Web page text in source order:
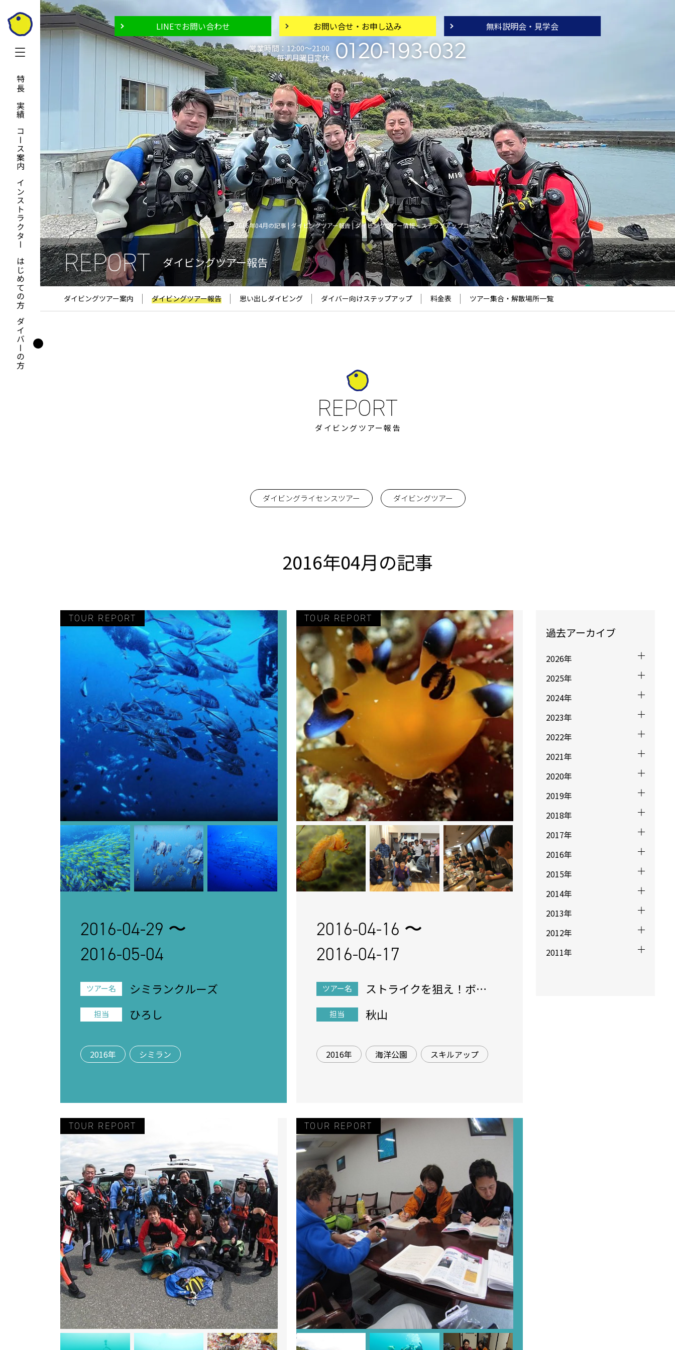
2016年04月の記事 | ダイビングツアー報告 | ダイビングツアー情報・ステップアップコース
LINEでお問い合わせ お問い合せ・ お申し込み 無料説明会・ 見学会
営業時間：12:00〜21:00
毎週月曜日定休 0120-193-032
特長と実績
コース案内
インストラクター
はじめての方
ダイバーの方
REPORT ダイビングツアー報告
ダイビングツアー案内 ダイビングツアー報告 思い出しダイビング ダイバー向けステップアップ 料金表 ツアー集合・解散場所一覧
ダイビングツアー報告
ダイビングライセンスツアー ダイビングツアー
2016年04月の記事
2016-04-29 〜
2016-05-04
ツアー名 シミランクルーズ
担当 ひろし
2016年 シミラン
2016-04-16 〜
2016-04-17
ツアー名
ストライクを狙え！ボウ
担当 秋山
2016年 海洋公園 スキルアップ
過去アーカイブ
2026年
2025年
2024年
2023年
2022年
2021年
2020年
2019年
2018年
2017年
2016年
2015年
2014年
2013年
2012年
2011年